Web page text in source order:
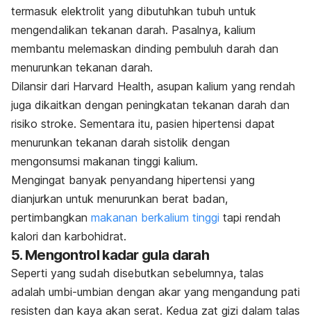
termasuk elektrolit yang dibutuhkan tubuh untuk
mengendalikan tekanan darah. Pasalnya, kalium
membantu melemaskan dinding pembuluh darah dan
menurunkan tekanan darah.
Dilansir dari Harvard Health, asupan kalium yang rendah
juga dikaitkan dengan peningkatan tekanan darah dan
risiko stroke. Sementara itu, pasien hipertensi dapat
menurunkan tekanan darah sistolik dengan
mengonsumsi makanan tinggi kalium.
Mengingat banyak penyandang hipertensi yang
dianjurkan untuk menurunkan berat badan,
pertimbangkan makanan berkalium tinggi tapi rendah
kalori dan karbohidrat.
5. Mengontrol kadar gula darah
Seperti yang sudah disebutkan sebelumnya, talas
adalah umbi-umbian dengan akar yang mengandung pati
resisten dan kaya akan serat. Kedua zat gizi dalam talas